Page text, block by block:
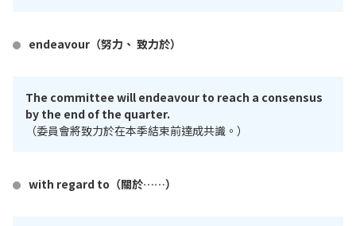
endeavour（努力、 致力於）
The committee will endeavour to reach a consensus
by the end of the quarter.
（委員會將致力於在本季結束前達成共識。）
with regard to（關於……）